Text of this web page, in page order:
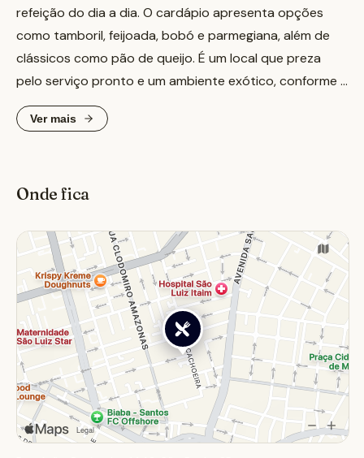
refeição do dia a dia. O cardápio apresenta opções
como tamboril, feijoada, bobó e parmegiana, além de
clássicos como pão de queijo. É um local que preza
pelo serviço pronto e um ambiente exótico, conforme a
opinião de alguns visitantes. Funciona bem para
almoços durante a semana, oferecendo uma
Ver mais
Onde fica